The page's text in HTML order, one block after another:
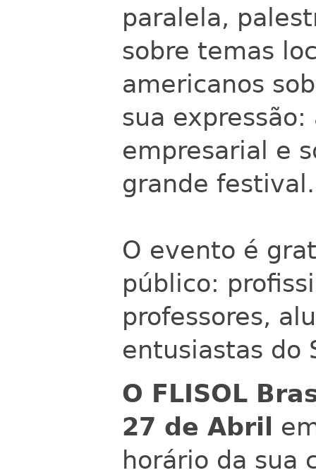
paralela,
sobre temas
americanos
sua
empresarial e
grande festival.
O evento é
público:
professores,
entusiastas do
O FLISOL
27 de Abril
horário da sua